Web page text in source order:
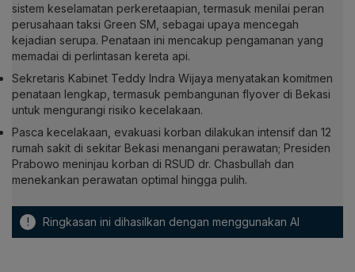
sistem keselamatan perkeretaapian, termasuk menilai peran
perusahaan taksi Green SM, sebagai upaya mencegah
kejadian serupa. Penataan ini mencakup pengamanan yang
memadai di perlintasan kereta api.
Sekretaris Kabinet Teddy Indra Wijaya menyatakan komitmen
penataan lengkap, termasuk pembangunan flyover di Bekasi
untuk mengurangi risiko kecelakaan.
Pasca kecelakaan, evakuasi korban dilakukan intensif dan 12
rumah sakit di sekitar Bekasi menangani perawatan; Presiden
Prabowo meninjau korban di RSUD dr. Chasbullah dan
menekankan perawatan optimal hingga pulih.
! Ringkasan ini dihasilkan dengan menggunakan AI